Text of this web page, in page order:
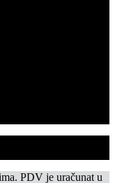
PDV je uračunat u